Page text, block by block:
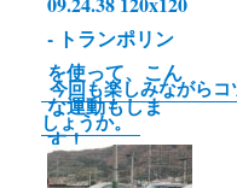
今回も楽しみながら
しょうか。